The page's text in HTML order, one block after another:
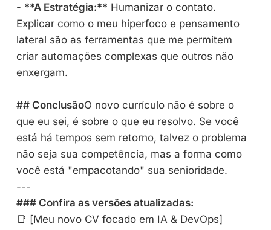
- **A Estratégia:** Humanizar o contato.
Explicar como o meu hiperfoco e pensamento
lateral são as ferramentas que me permitem
criar automações complexas que outros não
enxergam.
## ConclusãoO novo currículo não é sobre o
que eu sei, é sobre o que eu resolvo. Se você
está há tempos sem retorno, talvez o problema
não seja sua competência, mas a forma como
você está "empacotando" sua senioridade.
---
### Confira as versões atualizadas:
📑 [Meu novo CV focado em IA & DevOps]